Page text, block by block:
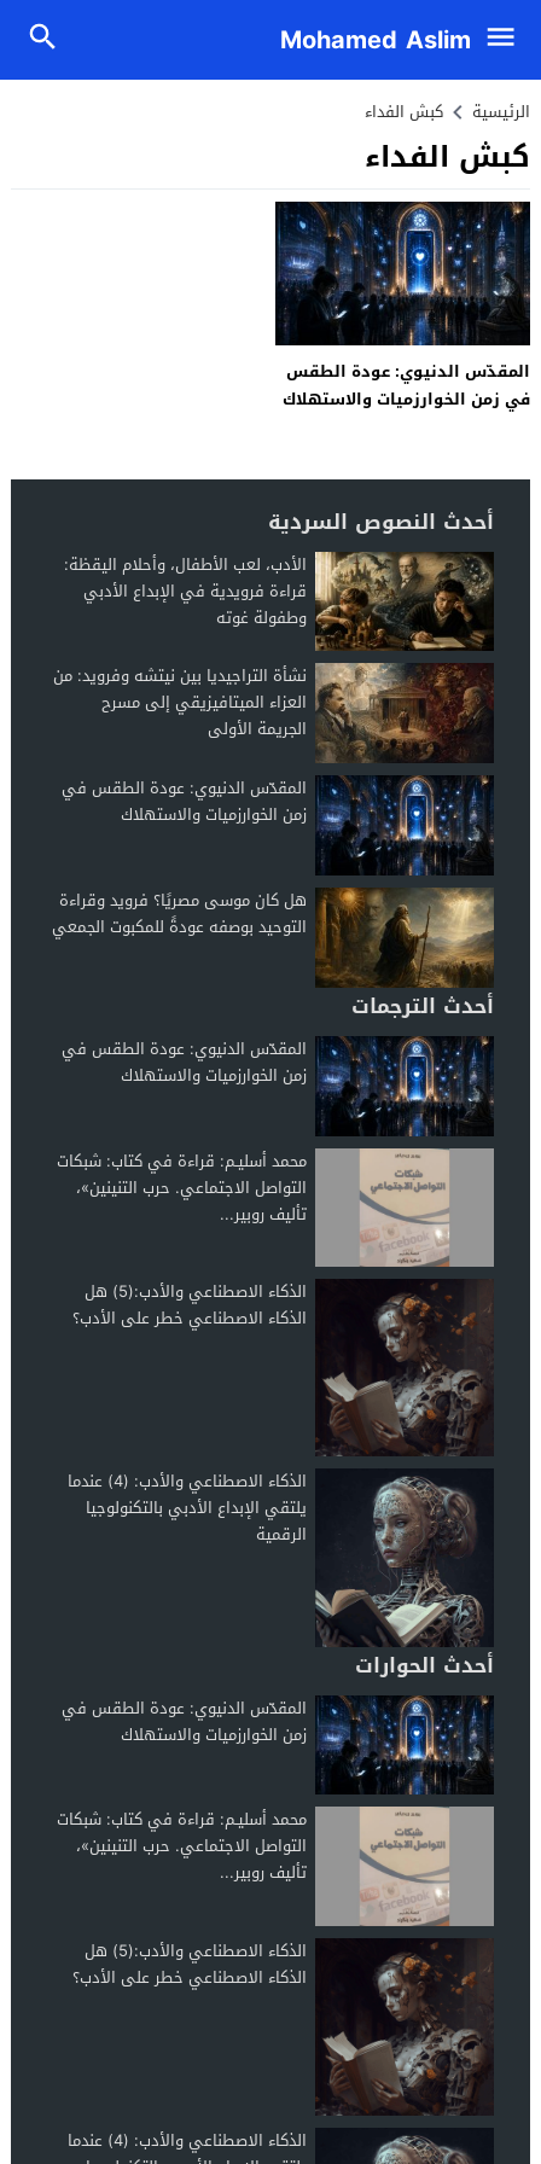
Mohamed Aslim
الرئيسية كبش الفداء
كبش الفداء
المقدّس الدنيوي: عودة الطقس
في زمن الخوارزميات والاستهلاك
أحدث النصوص السردية
الأدب، لعب الأطفال، وأحلام اليقظة:
قراءة فرويدية في الإبداع الأدبي
وطفولة غوته
نشأة التراجيديا بين نيتشه وفرويد: من
العزاء الميتافيزيقي إلى مسرح
الجريمة الأولى
المقدّس الدنيوي: عودة الطقس في
زمن الخوارزميات والاستهلاك
هل كان موسى مصريًا؟ فرويد وقراءة
التوحيد بوصفه عودةً للمكبوت الجمعي
أحدث الترجمات
المقدّس الدنيوي: عودة الطقس في
زمن الخوارزميات والاستهلاك
محمد أسليـم: قراءة في كتاب: شبكات
التواصل الاجتماعي. حرب التنينين»،
تأليف روبير...
الذكاء الاصطناعي والأدب:(5) هل
الذكاء الاصطناعي خطر على الأدب؟
الذكاء الاصطناعي والأدب: (4) عندما
يلتقي الإبداع الأدبي بالتكنولوجيا
الرقمية
أحدث الحوارات
المقدّس الدنيوي: عودة الطقس في
زمن الخوارزميات والاستهلاك
محمد أسليـم: قراءة في كتاب: شبكات
التواصل الاجتماعي. حرب التنينين»،
تأليف روبير...
الذكاء الاصطناعي والأدب:(5) هل
الذكاء الاصطناعي خطر على الأدب؟
الذكاء الاصطناعي والأدب: (4) عندما